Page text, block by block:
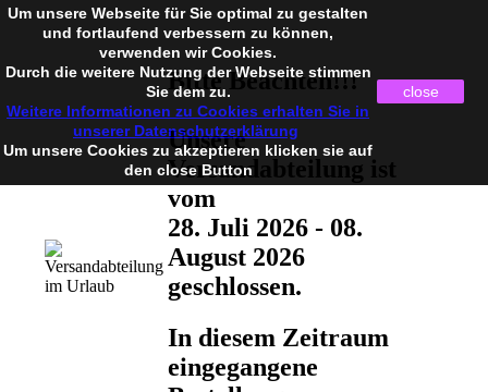
Bitte Beachten!!!
Unsere
Versandabteilung ist
vom
28. Juli 2026 - 08.
August 2026
geschlossen.
In diesem Zeitraum
eingegangene
Um unsere Webseite für Sie optimal zu gestalten
und fortlaufend verbessern zu können,
verwenden wir Cookies.
Durch die weitere Nutzung der Webseite stimmen
Sie dem zu.
Weitere Informationen zu Cookies erhalten Sie in
unserer Datenschutzerklärung
Um unsere Cookies zu akzeptieren klicken sie auf
den close Button
close